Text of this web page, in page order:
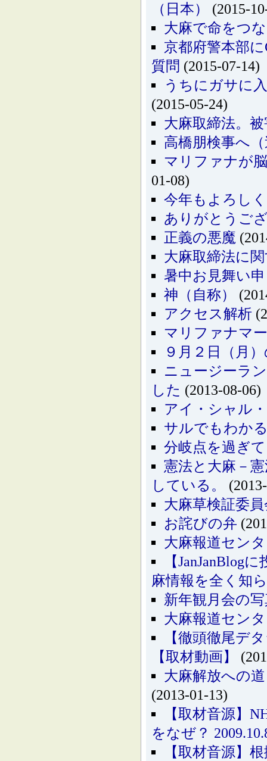
（日本）
(2015-
大麻で命をつ
京都府警本部
質問 (2015-07-14)
うちにガサに
(2015-05-24)
大麻取締法。
高橋朋検事へ
マリファナが
01-08)
今年もよろし
ありがとうご
正義の悪魔
大麻取締法に
暑中お見舞い
神（自称）
アクセス解析
マリファナマ
９月２日（月
ニュージーラ
した (2013-08-06)
アイ・シャル
サルでもわか
分岐点を過ぎて
憲法と大麻－
している。
大麻草検証委
お詫びの弁
大麻報道セン
【JanJanBlog
麻情報を全く知
新年観月会の
大麻報道セン
【徹頭徹尾デ
【取材動画】
大麻解放への
(2013-01-13)
【取材音源】
をなぜ？
【取材音源】